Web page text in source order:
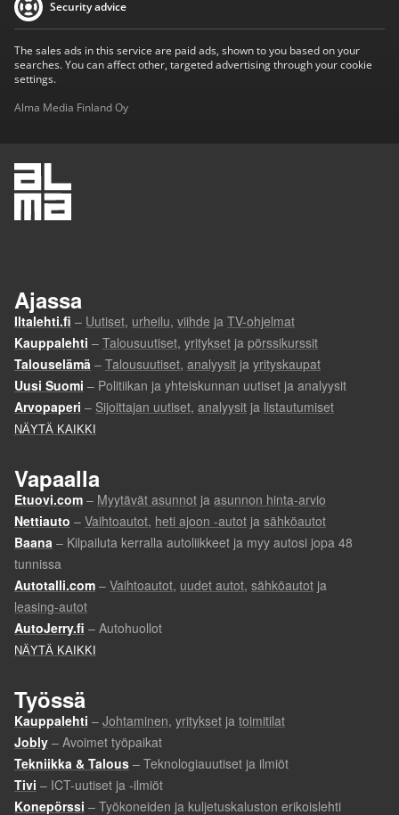
Security advice
The sales ads in this service are paid ads, shown to you based on your
searches. You can affect other, targeted advertising through your cookie
settings.
Alma Media Finland Oy